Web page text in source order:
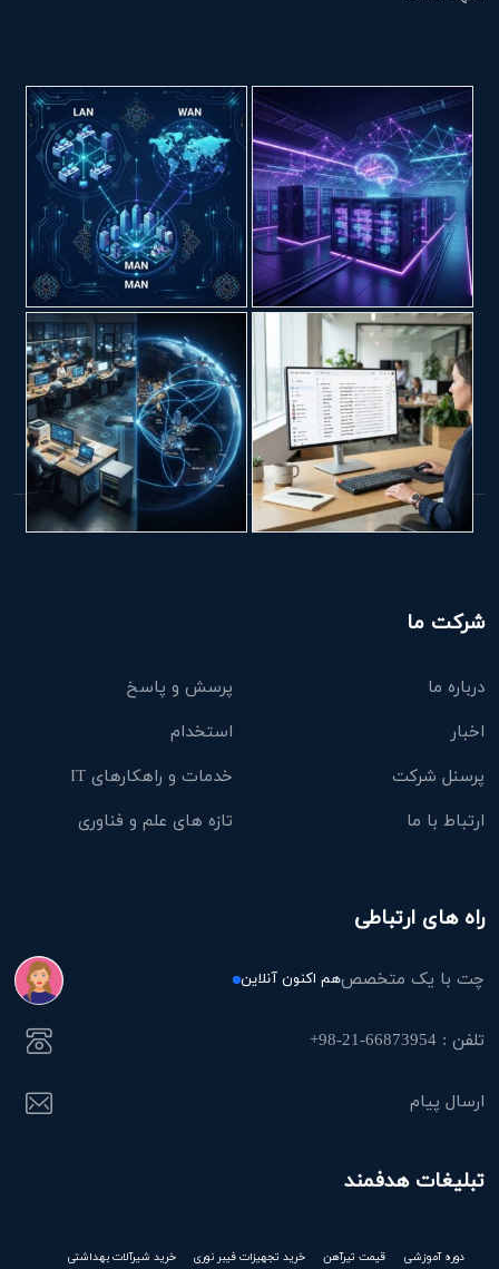
شرکت ما
درباره ما
پرسش و پاسخ
اخبار
استخدام
پرسنل شرکت
خدمات و راهکارهای IT
ارتباط با ما
تازه های علم و فناوری
راه های ارتباطی
چت با یک متخصصهم اکنون آنلاین
تلفن : 66873954-21-98+
ارسال پیام
تبلیغات هدفمند
دوره آموزشی قیمت تیرآهن خرید تجهیزات فیبر نوری خرید شیرآلات بهداشتی